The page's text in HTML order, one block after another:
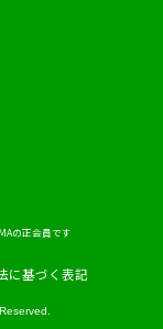
の正会員です
に基づく表記